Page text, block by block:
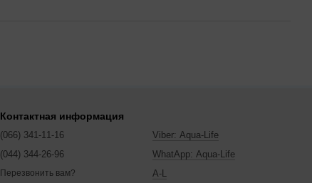
Контактная информация
(066) 341-11-16
(044) 344-26-96
Перезвонить вам?
Viber: Aqua-Life
WhatApp: Aqua-Life
A-L